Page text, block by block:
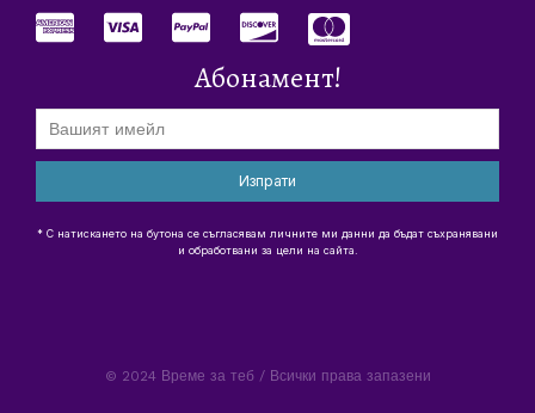
Абонамент!
Изпрати
* С натискането на бутона се съгласявам личните ми данни да бъдат съхранявани
и обработвани за цели на сайта.
© 2024 Време за теб / Всички права запазени